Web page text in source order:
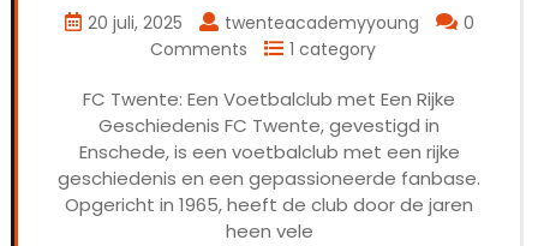
20 juli, 2025 twenteacademyyoung
0
Comments
1 category
FC Twente: Een Voetbalclub met Een Rijke
Geschiedenis FC Twente, gevestigd in
Enschede, is een voetbalclub met een rijke
geschiedenis en een gepassioneerde fanbase.
Opgericht in 1965, heeft de club door de jaren
heen vele